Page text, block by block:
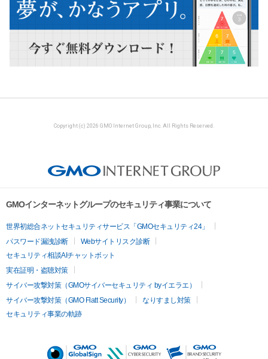
Copyright (c) 2026 GMO Internet Group, Inc. All Rights Reserved.
GMOインターネットグループのセキュリティ事業について
世界初総合ネットセキュリティサービス「GMOセキュリティ24」
パスワード漏洩診断
Webサイトリスク診断
セキュリティ相談AIチャットボット
実在証明・盗聴対策
サイバー攻撃対策（GMOサイバーセキュリティ byイエラエ）
サイバー攻撃対策（GMO Flatt Security）
なりすまし対策
セキュリティ事業の軌跡